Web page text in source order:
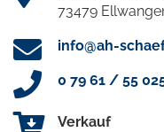
73479
info@ah-
0 79 61 / 55
Verkauf